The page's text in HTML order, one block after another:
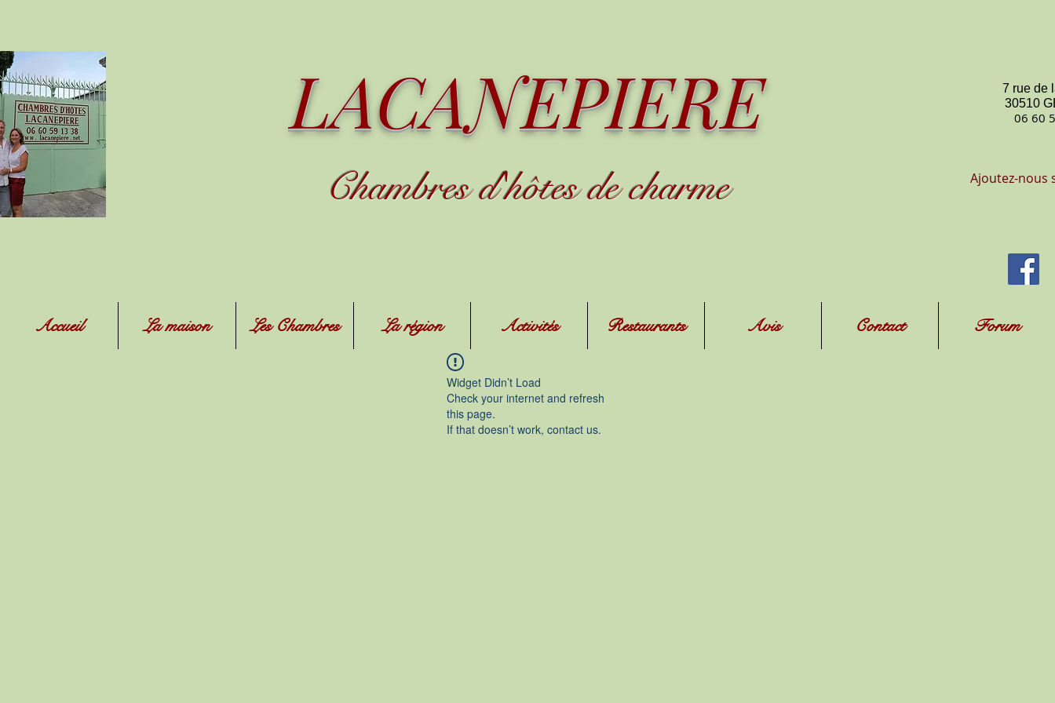
LACANEPIERE
Chambres d'hôtes de charme
7 rue de
30510
06 60
Ajoutez-nous
Accueil La maison Les Chambres La région Activités Restaurants Avis Contact Forum
Widget Didn’t Load
Check your internet and refresh
this page.
If that doesn’t work, contact us.